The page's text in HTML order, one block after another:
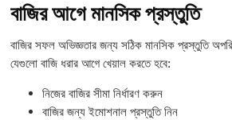
বাজির আগে মানসিক প্রস্তুতি
বাজির সফল অভিজ্ঞতার জন্য সঠিক মানসিক প্রস্তুতি
যেগুলো বাজি ধরার আগে খেয়াল করতে হবে:
নিজের বাজির সীমা নির্ধারণ করুন
বাজির জন্য ইমোশনাল প্রস্তুতি নিন